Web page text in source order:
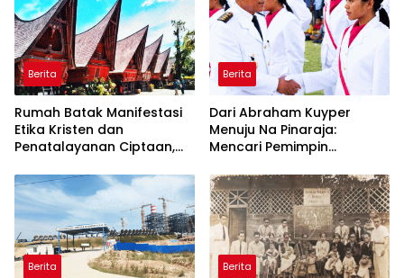
Berita
Rumah Batak Manifestasi
Etika Kristen dan
Penatalayanan Ciptaan,
Memuliakan Tuhan
Berita
Dari Abraham Kuyper
Menuju Na Pinaraja:
Mencari Pemimpin
Depan Kawasan Danau
Toba
Berita Berita